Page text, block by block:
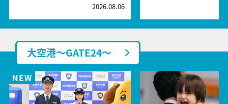
2026.08.06
大空港～GATE24～